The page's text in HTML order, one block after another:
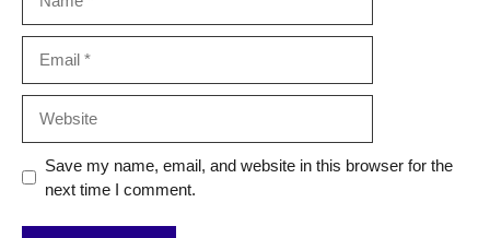
Save my name, email, and website in this browser for the
next time I comment.